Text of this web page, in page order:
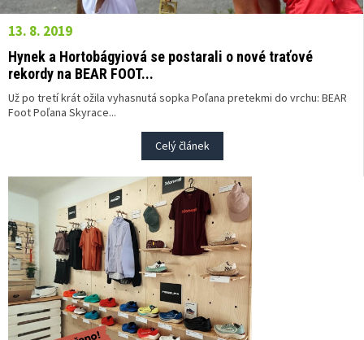
13. 8. 2019
Hynek a Hortobágyiová se postarali o nové traťové
rekordy na BEAR FOOT...
Už po tretí krát ožila vyhasnutá sopka Poľana pretekmi do vrchu: BEAR
Foot Poľana Skyrace...
Celý článek